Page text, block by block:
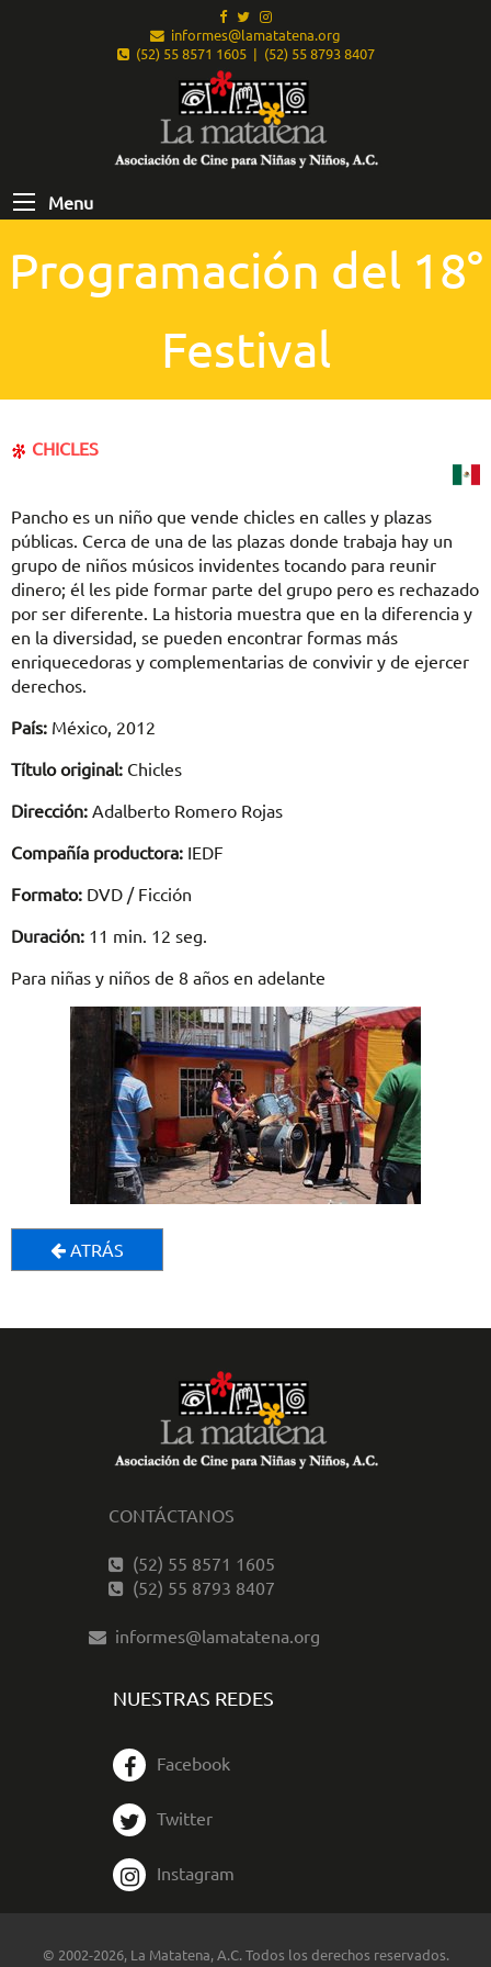
informes@lamatatena.org
(52) 55 8571 1605 | (52) 55 8793 8407
Menu
Programación del 18°
Festival
CHICLES
Pancho es un niño que vende chicles en calles y plazas
públicas. Cerca de una de las plazas donde trabaja hay un
grupo de niños músicos invidentes tocando para reunir
dinero; él les pide formar parte del grupo pero es rechazado
por ser diferente. La historia muestra que en la diferencia y
en la diversidad, se pueden encontrar formas más
enriquecedoras y complementarias de convivir y de ejercer
derechos.
País: México, 2012
Título original: Chicles
Dirección: Adalberto Romero Rojas
Compañía productora: IEDF
Formato: DVD / Ficción
Duración: 11 min. 12 seg.
Para niñas y niños de 8 años en adelante
ATRÁS
CONTÁCTANOS
(52) 55 8571 1605
(52) 55 8793 8407
informes@lamatatena.org
NUESTRAS REDES
Facebook
Twitter
Instagram
© 2002-2026, La Matatena, A.C. Todos los derechos reservados.